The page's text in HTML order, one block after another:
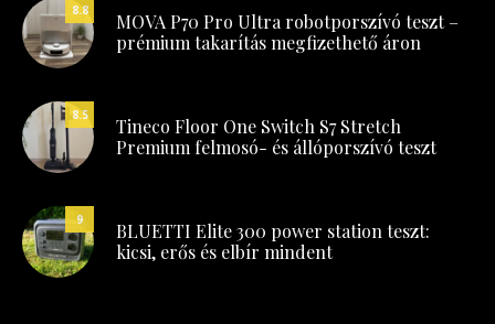
8.8
MOVA P70 Pro Ultra robotporszívó teszt –
prémium takarítás megfizethető áron
8.5
Tineco Floor One Switch S7 Stretch
Premium felmosó- és állóporszívó teszt
9
BLUETTI Elite 300 power station teszt:
kicsi, erős és elbír mindent